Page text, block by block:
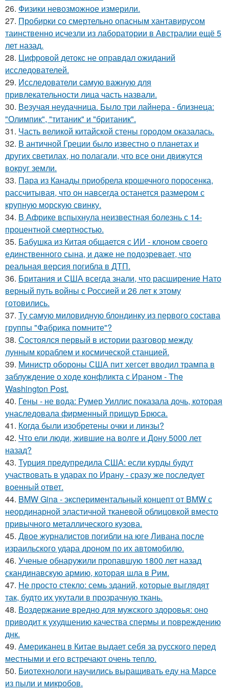
26. Физики невозможное измерили.
27. Пробирки со смертельно опасным хантавирусом
таинственно исчезли из лаборатории в Австралии ещё 5
лет назад.
28. Цифровой детокс не оправдал ожиданий
исследователей.
29. Исследователи самую важную для
привлекательности лица часть назвали.
30. Везучая неудачница. Было три лайнера - близнеца:
"Олимпик", "титаник" и "британик".
31. Часть великой китайской стены городом оказалась.
32. В античной Греции было известно о планетах и
других светилах, но полагали, что все они движутся
вокруг земли.
33. Пара из Канады приобрела крошечного поросенка,
рассчитывая, что он навсегда останется размером с
крупную морскую свинку.
34. В Африке вспыхнула неизвестная болезнь с 14-
процентной смертностью.
35. Бабушка из Китая общается с ИИ - клоном своего
единственного сына, и даже не подозревает, что
реальная версия погибла в ДТП.
36. Британия и США всегда знали, что расширение Нато
верный путь войны с Россией и 26 лет к этому
готовились.
37. Ту самую миловидную блондинку из первого состава
группы "Фабрика помните"?
38. Состоялся первый в истории разговор между
лунным кораблем и космической станцией.
39. Министр обороны США пит хегсет вводил трампа в
заблуждение о ходе конфликта с Ираном - The
Washington Post.
40. Гены - не вода: Румер Уиллис показала дочь, которая
унаследовала фирменный прищур Брюса.
41. Когда были изобретены очки и линзы?
42. Что ели люди, жившие на волге и Дону 5000 лет
назад?
43. Турция предупредила США: если курды будут
участвовать в ударах по Ирану - сразу же последует
военный ответ.
44. BMW Gina - экспериментальный концепт от BMW с
неординарной эластичной тканевой облицовкой вместо
привычного металлического кузова.
45. Двое журналистов погибли на юге Ливана после
израильского удара дроном по их автомобилю.
46. Ученые обнаружили пропавшую 1800 лет назад
скандинавскую армию, которая шла в Рим.
47. Не просто стекло: семь зданий, которые выглядят
так, будто их укутали в прозрачную ткань.
48. Воздержание вредно для мужского здоровья: оно
приводит к ухудшению качества спермы и повреждению
днк.
49. Американец в Китае выдает себя за русского перед
местными и его встречают очень тепло.
50. Биотехнологи научились выращивать еду на Марсе
из пыли и микробов.